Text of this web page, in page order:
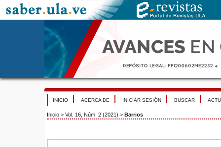
INICIO ACERCA DE INICIAR SESIÓN BUSCAR
Inicio > Vol. 16, Núm. 2 (2021) > Barrios